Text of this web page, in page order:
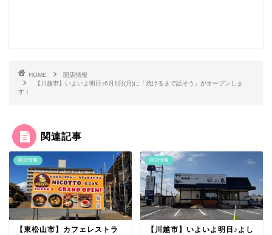
HOME
開店情報
【川越市】いよいよ明日♪6月1日(月)に「焼けるまで話そう」がオープンしま
す！
関連記事
開店情報
【東松山市】カフェレストラ
開店情報
【川越市】いよいよ明日♪よし